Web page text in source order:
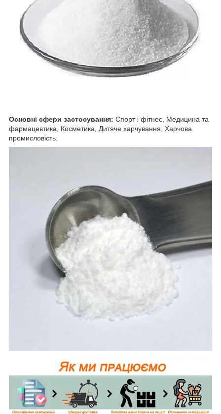
Основні сфери застосування: Спорт і фітнес, Медицина та
фармацевтика, Косметика, Дитяче харчування, Харчова
промисловість.